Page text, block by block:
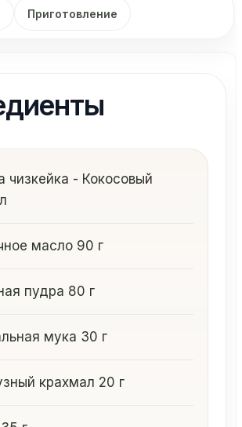
Приготовление
чизкейка - Кокосовый
масло 90 г
пудра 80 г
мука 30 г
крахмал 20 г